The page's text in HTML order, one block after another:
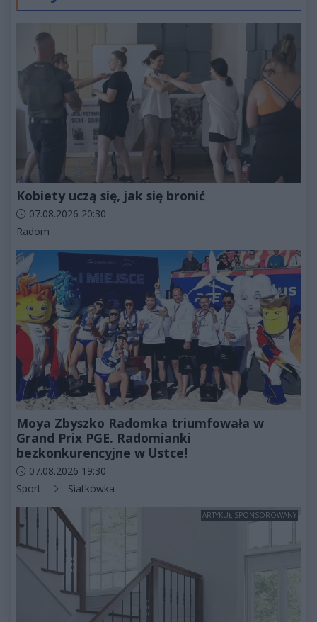
Kobiety uczą się, jak się bronić
Data dodania artykułu:
07.08.2026 20:30
Kategorie artykułu:
Radom
Moya Zbyszko Radomka triumfowała w
Grand Prix PGE. Radomianki
bezkonkurencyjne w Ustce!
Data dodania artykułu:
07.08.2026 19:30
Kategorie artykułu:
Sport Siatkówka
ARTYKUŁ SPONSOROWANY